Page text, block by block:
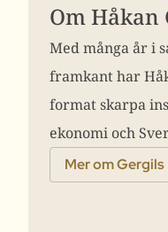
Om Håkan
Med många år i
framkant har
format skarpa
ekonomi och
Mer om Gergils